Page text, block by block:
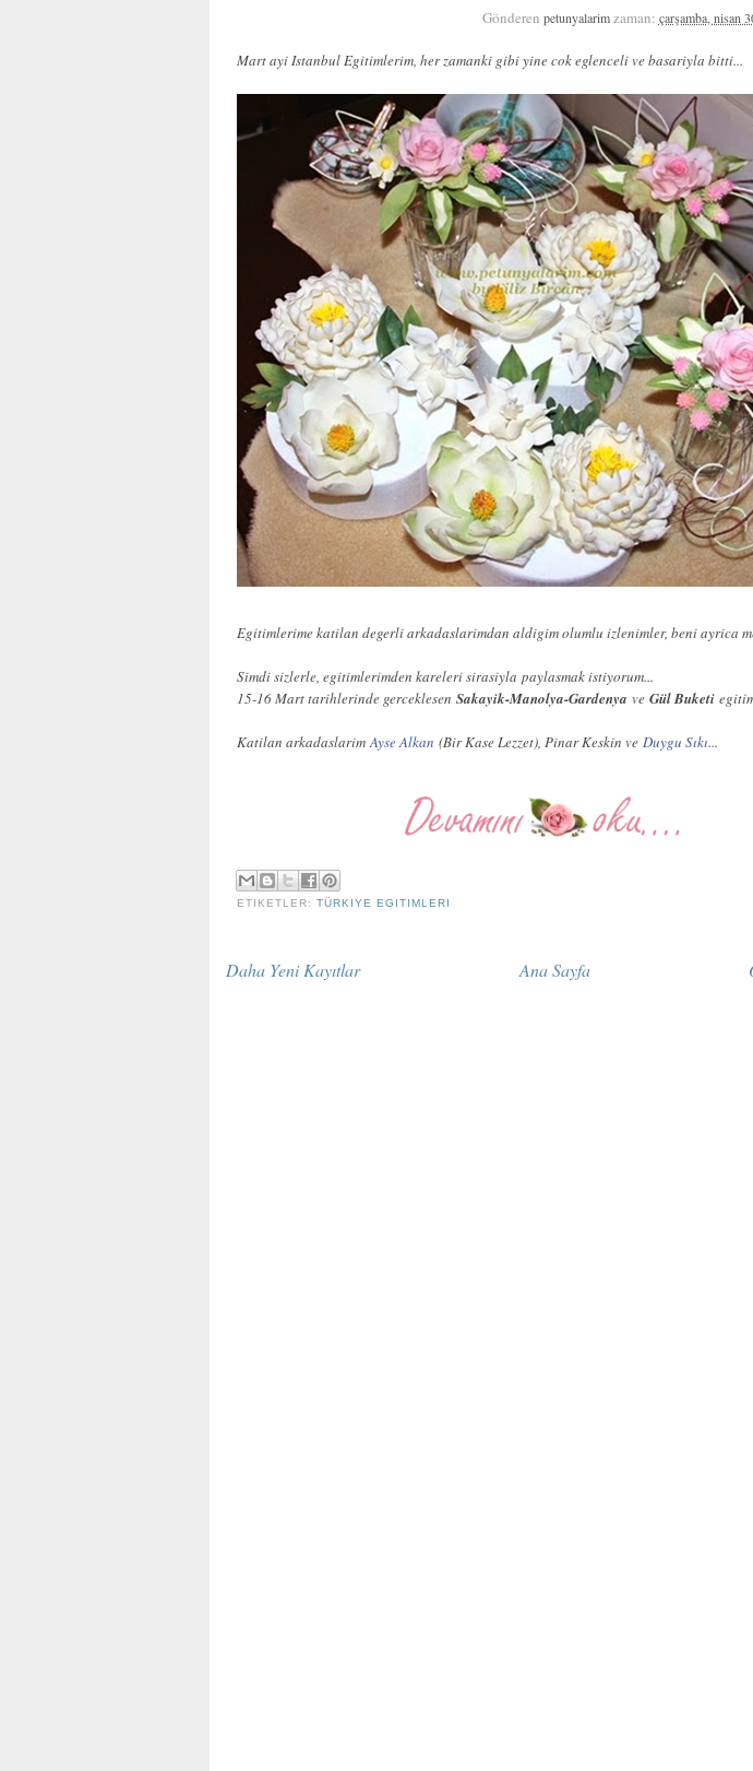
Gönderen petunyalarimzaman: çarşamba, nisan
Mart ayi Istanbul Egitimlerim, her zamanki gibi yine cok eglenceli ve basariyla bitti...
Egitimlerime katilan degerli arkadaslarimdan aldigim olumlu izlenimler, beni ayrica
Simdi sizlerle, egitimlerimden kareleri sirasiyla paylasmak istiyorum...
15-16 Mart tarihlerinde gerceklesen Sakayik-Manolya-Gardenya ve Gül Buketi
Katilan arkadaslarimAyse Alkan (Bir Kase Lezzet), Pinar Keskin ve Duygu Sıkı...
ETIKETLER:TÜRKIYE EGITIMLERI
Daha Yeni Kayıtlar Ana Sayfa